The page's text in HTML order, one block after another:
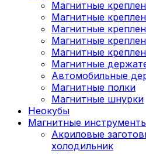
Магнитные
Магнитные
Магнитные
Магнитные
Магнитные
Магнитные
Автомобильные
Магнитные полки
Магнитные шнурки
Неокубы
Магнитные
Акриловые
холодильник